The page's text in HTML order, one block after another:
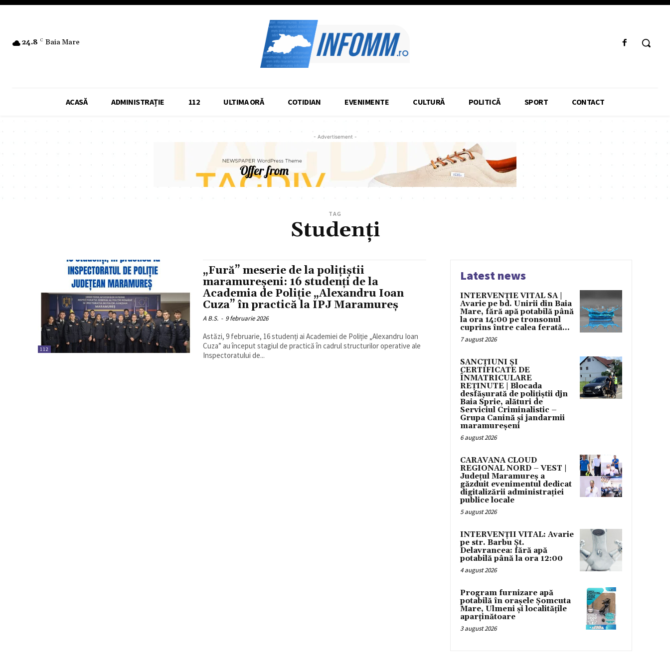
24.8 C Baia Mare
ACASĂ ADMINISTRAȚIE 112 ULTIMA ORĂ COTIDIAN EVENIMENTE CULTURĂ POLITICĂ SPORT CONTACT
- Advertisement -
TAG
Studenți
112
„Fură” meserie de la polițiștii
maramureșeni: 16 studenți de la
Academia de Poliție „Alexandru Ioan
Cuza” în practică la IPJ Maramureș
A B.S. - 9 februarie 2026
Astăzi, 9 februarie, 16 studenți ai Academiei de Poliție „Alexandru Ioan
Cuza” au început stagiul de practică în cadrul structurilor operative ale
Inspectoratului de...
Latest news
INTERVENȚIE VITAL SA |
Avarie pe bd. Unirii din Baia
Mare, fără apă potabilă până
la ora 14:00 pe tronsonul
cuprins între calea ferată...
7 august 2026
SANCȚIUNI ȘI
CERTIFICATE DE
ÎNMATRICULARE
REȚINUTE | Blocada
desfășurată de polițiștii djn
Baia Sprie, alături de
Serviciul Criminalistic –
Grupa Canină și jandarmii
maramureșeni
6 august 2026
CARAVANA CLOUD
REGIONAL NORD – VEST |
Județul Maramureș a
găzduit evenimentul dedicat
digitalizării administrației
publice locale
5 august 2026
INTERVENȚII VITAL: Avarie
pe str. Barbu Șt.
Delavrancea: fără apă
potabilă până la ora 12:00
4 august 2026
Program furnizare apă
potabilă în orașele Șomcuta
Mare, Ulmeni și localitățile
aparținătoare
3 august 2026